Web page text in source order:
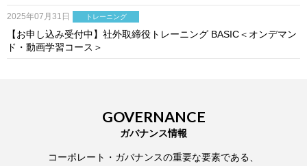
2025年07月31日 トレーニング
【お申し込み受付中】社外取締役トレーニング BASIC＜オンデマン
ド・動画学習コース＞
GOVERNANCE
ガバナンス情報
コーポレート・ガバナンスの重要な要素である、